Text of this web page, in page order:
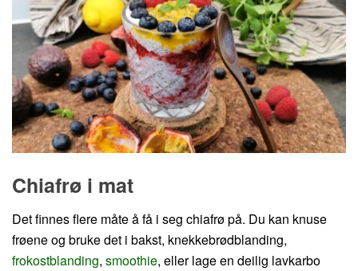
Chiafrø i mat
Det finnes flere måte å få i seg chiafrø på. Du kan knuse
frøene og bruke det i bakst, knekkebrødblanding,
frokostblanding, smoothie, eller lage en deilig lavkarbo